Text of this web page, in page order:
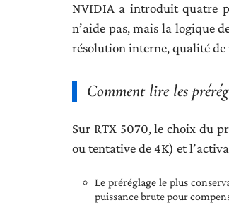
NVIDIA a introduit quatre
n’aide pas, mais la logique
résolution interne, qualité
Comment lire les
Sur RTX 5070, le choix du
ou tentative de 4K) et
Le préréglage le plus
puissance brute pour